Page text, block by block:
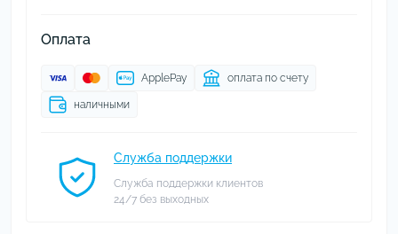
Оплата
ApplePay оплата по счету
наличными
Служба поддержки
Служба поддержки клиентов
24/7 без выходных